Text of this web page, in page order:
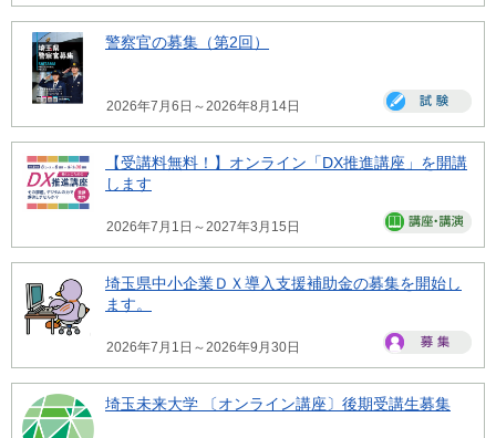
警察官の募集（第2回）
2026年7月6日～2026年8月14日
【受講料無料！】オンライン「DX推進講座」を開講
します
2026年7月1日～2027年3月15日
埼玉県中小企業ＤＸ導入支援補助金の募集を開始し
ます。
2026年7月1日～2026年9月30日
埼玉未来大学 〔オンライン講座〕後期受講生募集